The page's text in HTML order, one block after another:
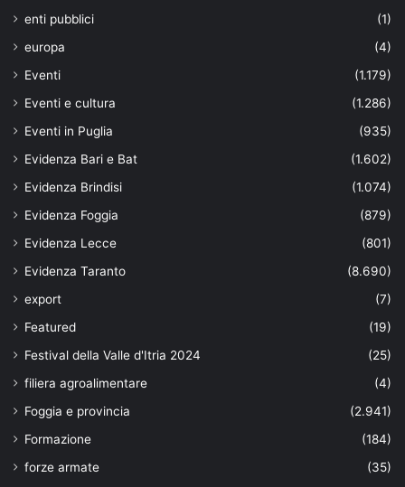
enti pubblici
(1)
europa
(4)
Eventi
(1.179)
Eventi e cultura
(1.286)
Eventi in Puglia
(935)
Evidenza Bari e Bat
(1.602)
Evidenza Brindisi
(1.074)
Evidenza Foggia
(879)
Evidenza Lecce
(801)
Evidenza Taranto
(8.690)
export
(7)
Featured
(19)
Festival della Valle d'Itria 2024
(25)
filiera agroalimentare
(4)
Foggia e provincia
(2.941)
Formazione
(184)
forze armate
(35)